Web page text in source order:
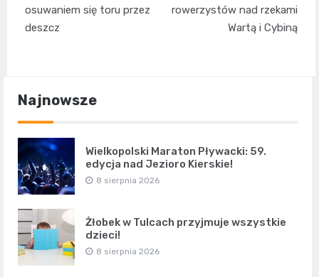
osuwaniem się toru przez
deszcz
rowerzystów nad rzekami
Wartą i Cybiną
Najnowsze
Wielkopolski Maraton Pływacki: 59.
edycja nad Jezioro Kierskie!
8 sierpnia 2026
Żłobek w Tulcach przyjmuje wszystkie
dzieci!
8 sierpnia 2026